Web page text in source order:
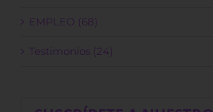
EMPLEO (68)
Testimonios (24)